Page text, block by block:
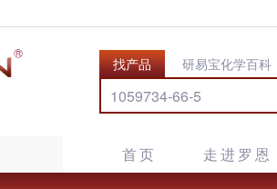
找产品 研易宝化学百科
首页 走进罗恩